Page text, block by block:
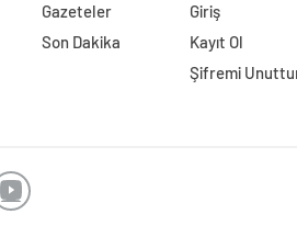
Gazeteler
Son Dakika
Giriş
Kayıt Ol
Şifremi